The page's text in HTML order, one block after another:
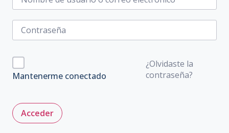
Mantenerme conectado
¿Olvidaste la
contraseña?
Acceder